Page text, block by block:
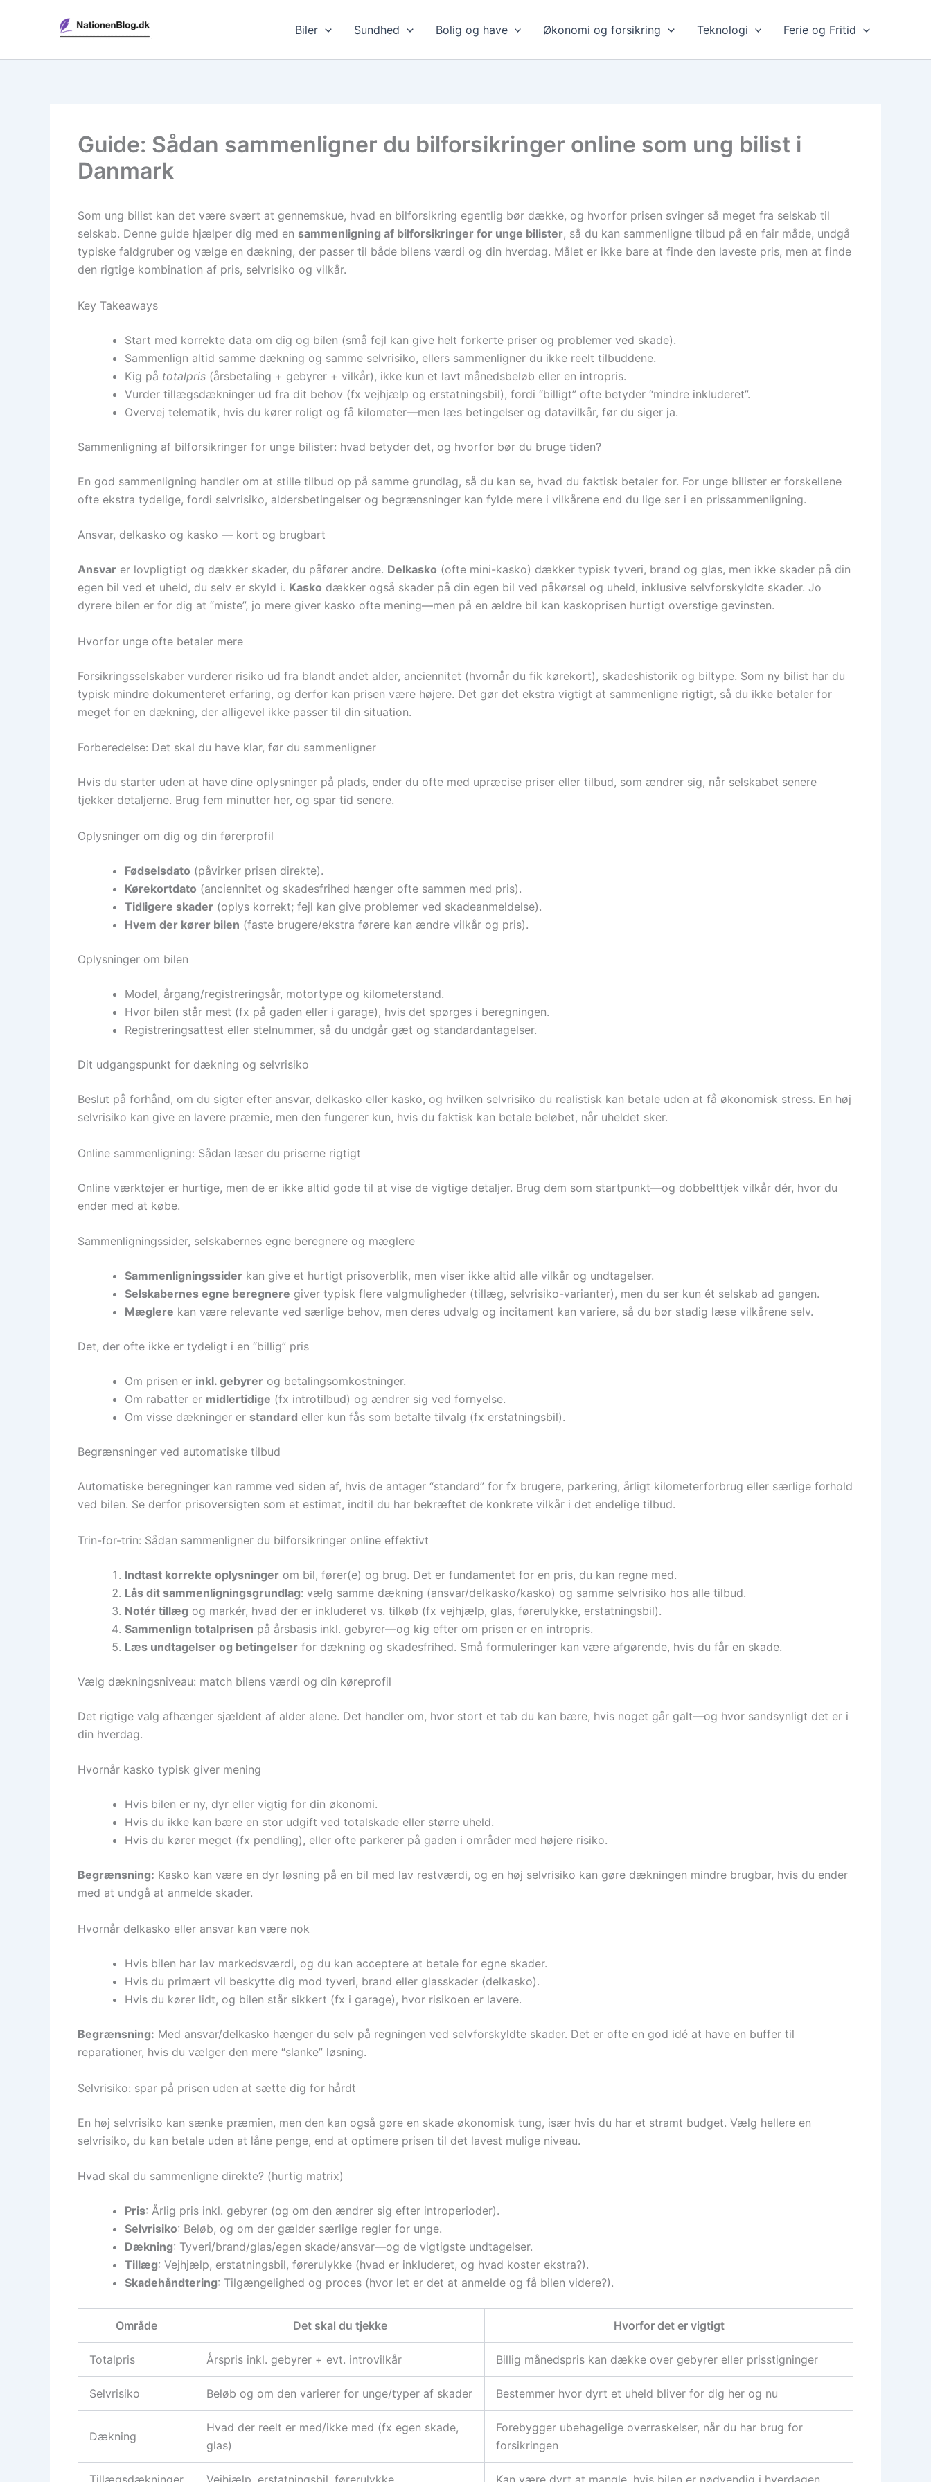
Biler Sundhed Bolig og have Økonomi og forsikring Teknologi Ferie og Fritid
Guide: Sådan sammenligner du bilforsikringer online som ung bilist i
Danmark
Som ung bilist kan det være svært at gennemskue, hvad en bilforsikring egentlig bør dække, og hvorfor prisen svinger så meget fra selskab til
selskab. Denne guide hjælper dig med en sammenligning af bilforsikringer for unge bilister, så du kan sammenligne tilbud på en fair måde, undgå
typiske faldgruber og vælge en dækning, der passer til både bilens værdi og din hverdag. Målet er ikke bare at finde den laveste pris, men at finde
den rigtige kombination af pris, selvrisiko og vilkår.
Key Takeaways
Start med korrekte data om dig og bilen (små fejl kan give helt forkerte priser og problemer ved skade).
Sammenlign altid samme dækning og samme selvrisiko, ellers sammenligner du ikke reelt tilbuddene.
Kig på totalpris (årsbetaling + gebyrer + vilkår), ikke kun et lavt månedsbeløb eller en intropris.
Vurder tillægsdækninger ud fra dit behov (fx vejhjælp og erstatningsbil), fordi “billigt” ofte betyder “mindre inkluderet”.
Overvej telematik, hvis du kører roligt og få kilometer—men læs betingelser og datavilkår, før du siger ja.
Sammenligning af bilforsikringer for unge bilister: hvad betyder det, og hvorfor bør du bruge tiden?
En god sammenligning handler om at stille tilbud op på samme grundlag, så du kan se, hvad du faktisk betaler for. For unge bilister er forskellene
ofte ekstra tydelige, fordi selvrisiko, aldersbetingelser og begrænsninger kan fylde mere i vilkårene end du lige ser i en prissammenligning.
Ansvar, delkasko og kasko — kort og brugbart
Ansvar er lovpligtigt og dækker skader, du påfører andre. Delkasko (ofte mini-kasko) dækker typisk tyveri, brand og glas, men ikke skader på din
egen bil ved et uheld, du selv er skyld i. Kasko dækker også skader på din egen bil ved påkørsel og uheld, inklusive selvforskyldte skader. Jo
dyrere bilen er for dig at “miste”, jo mere giver kasko ofte mening—men på en ældre bil kan kaskoprisen hurtigt overstige gevinsten.
Hvorfor unge ofte betaler mere
Forsikringsselskaber vurderer risiko ud fra blandt andet alder, anciennitet (hvornår du fik kørekort), skadeshistorik og biltype. Som ny bilist har du
typisk mindre dokumenteret erfaring, og derfor kan prisen være højere. Det gør det ekstra vigtigt at sammenligne rigtigt, så du ikke betaler for
meget for en dækning, der alligevel ikke passer til din situation.
Forberedelse: Det skal du have klar, før du sammenligner
Hvis du starter uden at have dine oplysninger på plads, ender du ofte med upræcise priser eller tilbud, som ændrer sig, når selskabet senere
tjekker detaljerne. Brug fem minutter her, og spar tid senere.
Oplysninger om dig og din førerprofil
Fødselsdato (påvirker prisen direkte).
Kørekortdato (anciennitet og skadesfrihed hænger ofte sammen med pris).
Tidligere skader (oplys korrekt; fejl kan give problemer ved skadeanmeldelse).
Hvem der kører bilen (faste brugere/ekstra førere kan ændre vilkår og pris).
Oplysninger om bilen
Model, årgang/registreringsår, motortype og kilometerstand.
Hvor bilen står mest (fx på gaden eller i garage), hvis det spørges i beregningen.
Registreringsattest eller stelnummer, så du undgår gæt og standardantagelser.
Dit udgangspunkt for dækning og selvrisiko
Beslut på forhånd, om du sigter efter ansvar, delkasko eller kasko, og hvilken selvrisiko du realistisk kan betale uden at få økonomisk stress. En høj
selvrisiko kan give en lavere præmie, men den fungerer kun, hvis du faktisk kan betale beløbet, når uheldet sker.
Online sammenligning: Sådan læser du priserne rigtigt
Online værktøjer er hurtige, men de er ikke altid gode til at vise de vigtige detaljer. Brug dem som startpunkt—og dobbelttjek vilkår dér, hvor du
ender med at købe.
Sammenligningssider, selskabernes egne beregnere og mæglere
Sammenligningssider kan give et hurtigt prisoverblik, men viser ikke altid alle vilkår og undtagelser.
Selskabernes egne beregnere giver typisk flere valgmuligheder (tillæg, selvrisiko-varianter), men du ser kun ét selskab ad gangen.
Mæglere kan være relevante ved særlige behov, men deres udvalg og incitament kan variere, så du bør stadig læse vilkårene selv.
Det, der ofte ikke er tydeligt i en “billig” pris
Om prisen er inkl. gebyrer og betalingsomkostninger.
Om rabatter er midlertidige (fx introtilbud) og ændrer sig ved fornyelse.
Om visse dækninger er standard eller kun fås som betalte tilvalg (fx erstatningsbil).
Begrænsninger ved automatiske tilbud
Automatiske beregninger kan ramme ved siden af, hvis de antager “standard” for fx brugere, parkering, årligt kilometerforbrug eller særlige forhold
ved bilen. Se derfor prisoversigten som et estimat, indtil du har bekræftet de konkrete vilkår i det endelige tilbud.
Trin-for-trin: Sådan sammenligner du bilforsikringer online effektivt
Indtast korrekte oplysninger om bil, fører(e) og brug. Det er fundamentet for en pris, du kan regne med.
Lås dit sammenligningsgrundlag: vælg samme dækning (ansvar/delkasko/kasko) og samme selvrisiko hos alle tilbud.
Notér tillæg og markér, hvad der er inkluderet vs. tilkøb (fx vejhjælp, glas, førerulykke, erstatningsbil).
Sammenlign totalprisen på årsbasis inkl. gebyrer—og kig efter om prisen er en intropris.
Læs undtagelser og betingelser for dækning og skadesfrihed. Små formuleringer kan være afgørende, hvis du får en skade.
Vælg dækningsniveau: match bilens værdi og din køreprofil
Det rigtige valg afhænger sjældent af alder alene. Det handler om, hvor stort et tab du kan bære, hvis noget går galt—og hvor sandsynligt det er i
din hverdag.
Hvornår kasko typisk giver mening
Hvis bilen er ny, dyr eller vigtig for din økonomi.
Hvis du ikke kan bære en stor udgift ved totalskade eller større uheld.
Hvis du kører meget (fx pendling), eller ofte parkerer på gaden i områder med højere risiko.
Begrænsning: Kasko kan være en dyr løsning på en bil med lav restværdi, og en høj selvrisiko kan gøre dækningen mindre brugbar, hvis du ender
med at undgå at anmelde skader.
Hvornår delkasko eller ansvar kan være nok
Hvis bilen har lav markedsværdi, og du kan acceptere at betale for egne skader.
Hvis du primært vil beskytte dig mod tyveri, brand eller glasskader (delkasko).
Hvis du kører lidt, og bilen står sikkert (fx i garage), hvor risikoen er lavere.
Begrænsning: Med ansvar/delkasko hænger du selv på regningen ved selvforskyldte skader. Det er ofte en god idé at have en buffer til
reparationer, hvis du vælger den mere “slanke” løsning.
Selvrisiko: spar på prisen uden at sætte dig for hårdt
En høj selvrisiko kan sænke præmien, men den kan også gøre en skade økonomisk tung, især hvis du har et stramt budget. Vælg hellere en
selvrisiko, du kan betale uden at låne penge, end at optimere prisen til det lavest mulige niveau.
Hvad skal du sammenligne direkte? (hurtig matrix)
Pris: Årlig pris inkl. gebyrer (og om den ændrer sig efter introperioder).
Selvrisiko: Beløb, og om der gælder særlige regler for unge.
Dækning: Tyveri/brand/glas/egen skade/ansvar—og de vigtigste undtagelser.
Tillæg: Vejhjælp, erstatningsbil, førerulykke (hvad er inkluderet, og hvad koster ekstra?).
Skadehåndtering: Tilgængelighed og proces (hvor let er det at anmelde og få bilen videre?).
Område Det skal du tjekke Hvorfor det er vigtigt
Totalpris Årspris inkl. gebyrer + evt. introvilkår Billig månedspris kan dække over gebyrer eller prisstigninger
Selvrisiko Beløb og om den varierer for unge/typer af skader Bestemmer hvor dyrt et uheld bliver for dig her og nu
Dækning
Hvad der reelt er med/ikke med (fx egen skade,
glas)
Forebygger ubehagelige overraskelser, når du har brug for
forsikringen